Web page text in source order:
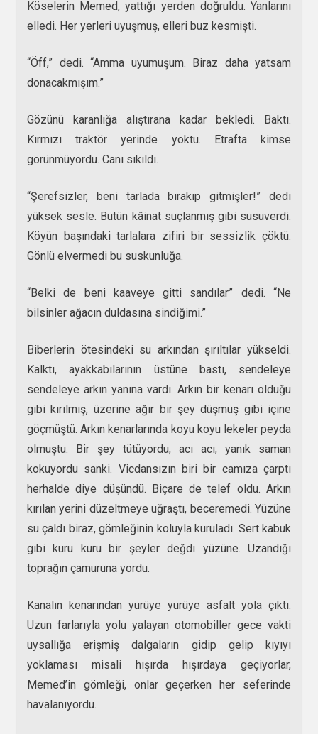
Köselerin Memed, yattığı yerden doğruldu. Yanlarını
elledi. Her yerleri uyuşmuş, elleri buz kesmişti.
“Öff,” dedi. “Amma uyumuşum. Biraz daha yatsam
donacakmışım.”
Gözünü karanlığa alıştırana kadar bekledi. Baktı.
Kırmızı traktör yerinde yoktu. Etrafta kimse
görünmüyordu. Canı sıkıldı.
“Şerefsizler, beni tarlada bırakıp gitmişler!” dedi
yüksek sesle. Bütün kâinat suçlanmış gibi susuverdi.
Köyün başındaki tarlalara zifiri bir sessizlik çöktü.
Gönlü elvermedi bu suskunluğa.
“Belki de beni kaaveye gitti sandılar” dedi. “Ne
bilsinler ağacın duldasına sindiğimi.”
Biberlerin ötesindeki su arkından şırıltılar yükseldi.
Kalktı, ayakkabılarının üstüne bastı, sendeleye
sendeleye arkın yanına vardı. Arkın bir kenarı olduğu
gibi kırılmış, üzerine ağır bir şey düşmüş gibi içine
göçmüştü. Arkın kenarlarında koyu koyu lekeler peyda
olmuştu. Bir şey tütüyordu, acı acı; yanık saman
kokuyordu sanki. Vicdansızın biri bir camıza çarptı
herhalde diye düşündü. Biçare de telef oldu. Arkın
kırılan yerini düzeltmeye uğraştı, beceremedi. Yüzüne
su çaldı biraz, gömleğinin koluyla kuruladı. Sert kabuk
gibi kuru kuru bir şeyler değdi yüzüne. Uzandığı
toprağın çamuruna yordu.
Kanalın kenarından yürüye yürüye asfalt yola çıktı.
Uzun farlarıyla yolu yalayan otomobiller gece vakti
uysallığa erişmiş dalgaların gidip gelip kıyıyı
yoklaması misali hışırda hışırdaya geçiyorlar,
Memed’in gömleği, onlar geçerken her seferinde
havalanıyordu.